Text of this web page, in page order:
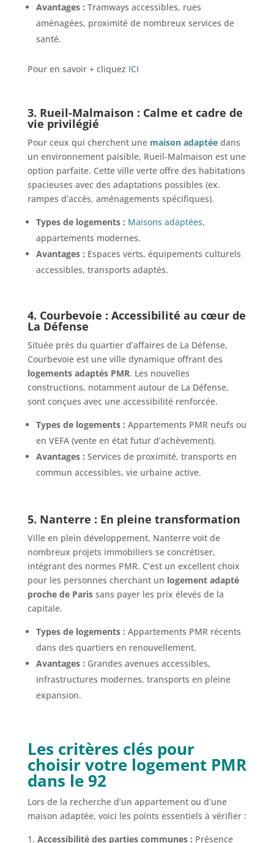
Avantages : Tramways accessibles, rues
aménagées, proximité de nombreux services de
santé.
Pour en savoir + cliquez ICI
3. Rueil-Malmaison : Calme et cadre de
vie privilégié
Pour ceux qui cherchent une maison adaptéedans
un environnement paisible, Rueil-Malmaison est une
option parfaite. Cette ville verte offre des habitations
spacieuses avec des adaptations possibles (ex.
rampes d’accès, aménagements spécifiques).
Types de logements : Maisons adaptées,
appartements modernes.
Avantages : Espaces verts, équipements culturels
accessibles, transports adaptés.
4. Courbevoie : Accessibilité au cœur de
La Défense
Située près du quartier d’affaires de La Défense,
Courbevoie est une ville dynamique offrant des
logements adaptés PMR. Les nouvelles
constructions, notamment autour de La Défense,
sont conçues avec une accessibilité renforcée.
Types de logements : Appartements PMR neufs ou
en VEFA (vente en état futur d’achèvement).
Avantages : Services de proximité, transports en
commun accessibles, vie urbaine active.
5. Nanterre : En pleine transformation
Ville en plein développement, Nanterre voit de
nombreux projets immobiliers se concrétiser,
intégrant des normes PMR. C’est un excellent choix
pour les personnes cherchant un logement adapté
proche de Parissans payer les prix élevés de la
capitale.
Types de logements : Appartements PMR récents
dans des quartiers en renouvellement.
Avantages : Grandes avenues accessibles,
infrastructures modernes, transports en pleine
expansion.
Les critères clés pour
choisir votre logement PMR
dans le 92
Lors de la recherche d’un appartement ou d’une
maison adaptée, voici les points essentiels à vérifier :
Accessibilité des parties communes : Présence